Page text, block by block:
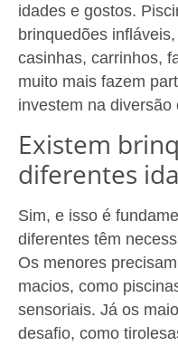
idades e gostos.
brinquedões
casinhas, carrinhos,
muito mais fazem
investem na diversão
Existem
diferentes
Sim, e isso é
diferentes têm
Os menores
macios, como
sensoriais. Já os
desafio, como